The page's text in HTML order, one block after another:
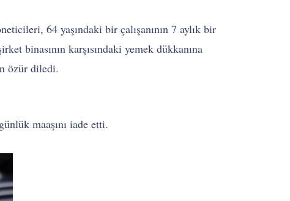
64 yaşındaki bir çalışanının 7 aylık bir
binasının karşısındaki yemek dükkanına
özür diledi.
maaşını iade etti.